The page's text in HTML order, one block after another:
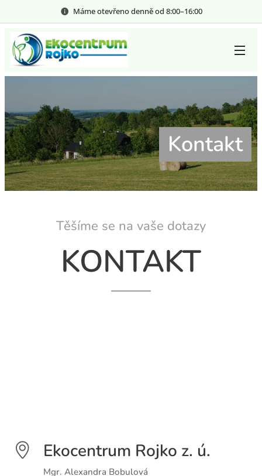
Máme otevřeno denně od 8:00–⁠⁠⁠⁠⁠16:00
Kontakt
Těšíme se na vaše dotazy
KONTAKT
Ekocentrum Rojko z. ú.
Mgr. Alexandra Bobulová